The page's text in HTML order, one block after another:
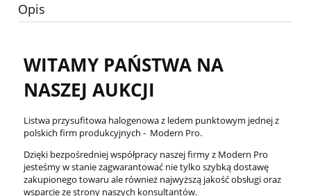
Opis
WITAMY PAŃSTWA NA
NASZEJ AUKCJI
Listwa przysufitowa halogenowa z ledem punktowym jednej z
polskich firm produkcyjnych - Modern Pro.
Dzięki bezpośredniej współpracy naszej firmy z Modern Pro
jesteśmy w stanie zagwarantować nie tylko szybką dostawę
zakupionego towaru ale również najwyższą jakość obsługi oraz
wsparcie ze strony naszych konsultantów.